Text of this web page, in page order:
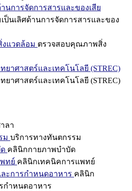
นการจัดการสารและของเสีย
ป็นเลิศด้านการจัดการสารและของ
แวดล้อม ตรวจสอบคุณภาพสิ่ง
ยาศาสตร์และเทคโนโลยี (STREC)
ยาศาสตร์และเทคโนโลยี (STREC)
ลา
ม บริการทางทันตกรรม
คลินิกกายภาพบำบัด
ทย์ คลินิกเทคนิคการแพทย์
ะการกำหนดอาหาร คลินิก
กำหนดอาหาร